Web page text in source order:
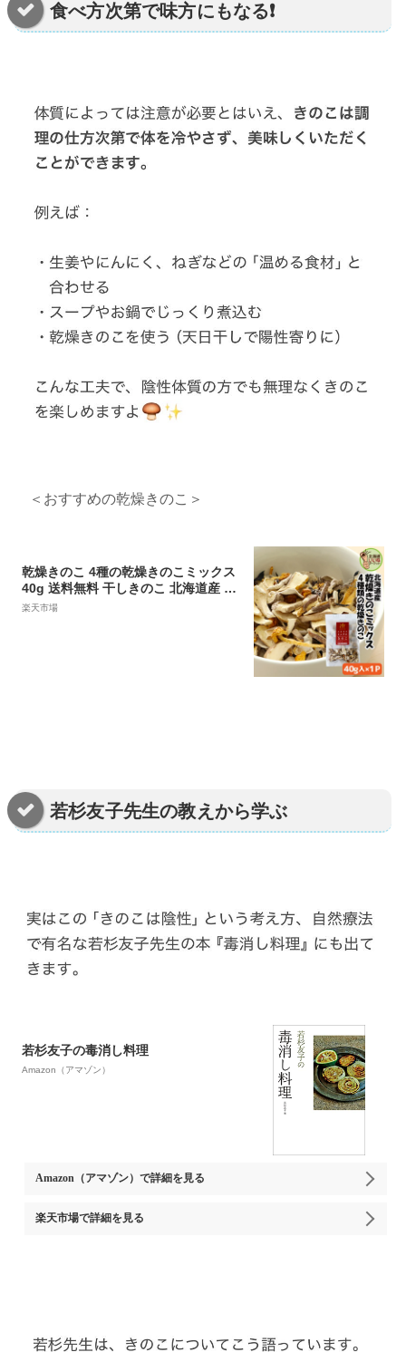
食べ方次第で味方にもなる❗️
＜おすすめの乾燥きのこ＞
乾燥きのこ 4種の乾燥きのこミックス
40g 送料無料 干しきのこ 北海道産 10
00円ポッキリ 国産 キノコ 北海道 北
楽天市場
若杉友子先生の教えから学ぶ
若杉友子の毒消し料理
Amazon（アマゾン）
Amazon（アマゾン） で詳細を見る
楽天市場で詳細を見る